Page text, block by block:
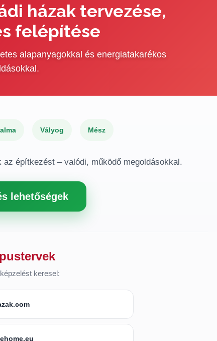
házak tervezése,
felépítése
alapanyagokkal és energiatakarékos
Vályog Mész
építkezést – valódi, működő megoldásokkal.
lehetőségek
keresel: